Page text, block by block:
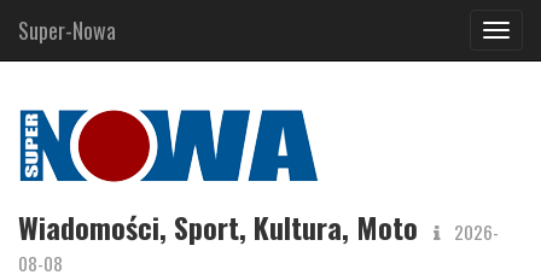
Super-Nowa
Wiadomości, Sport, Kultura, Moto
2026-
08-08